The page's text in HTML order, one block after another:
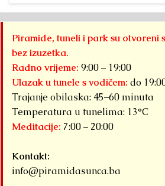
Piramide, tuneli i park su otvoreni
bez izuzetka.
Radno vrijeme: 9:00 – 19:00
Ulazak u tunele s vodičem: do
Trajanje obilaska: 45–60 minuta
Temperatura u tunelima: 13°C
Meditacije: 7:00 – 20:00
Kontakt:
info@piramidasunca.ba